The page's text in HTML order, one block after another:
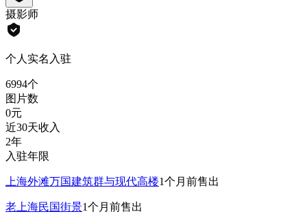
摄影师
个人实名入驻
6994个
图片数
0元
近30天收入
2年
入驻年限
上海外滩万国建筑群与现代高楼1个月前售出
老上海民国街景1个月前售出